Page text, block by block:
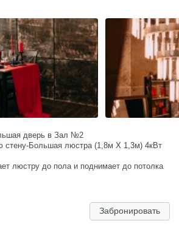
30W - 650W
дверь в Зал №2
стену-Большая люстра (1,8м Х 1,3м) 4кВт
люстру до пола и поднимает до потолка
генератора с скоростью импульса до
Забронировать